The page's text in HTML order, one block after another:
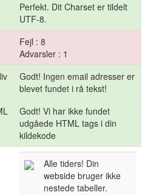
Perfekt. Dit Charset er tildelt
UTF-8.
Fejl : 8
Advarsler : 1
Godt! Ingen email adresser er
blevet fundet i rå tekst!
Godt! Vi har ikke fundet
udgåede HTML tags i din
kildekode
Alle tiders! Din
webside bruger ikke
nestede tabeller.